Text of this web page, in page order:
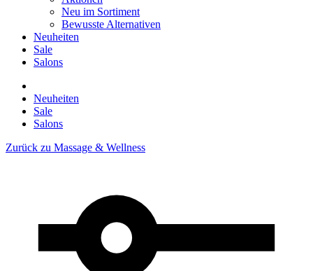
Neu im Sortiment
Bewusste Alternativen
Neuheiten
Sale
Salons
Neuheiten
Sale
Salons
Zurück zu Massage & Wellness